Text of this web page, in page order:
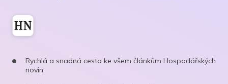
Rychlá a snadná cesta ke všem článkům Hospodářských
novin.